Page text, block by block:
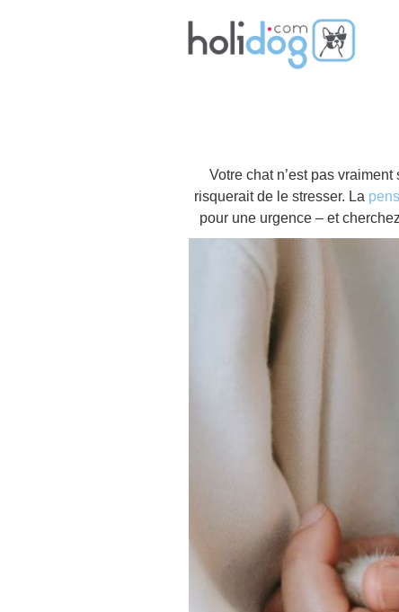
Votre chat n’est pas
risquerait de le stresser. La
pour une urgence – et